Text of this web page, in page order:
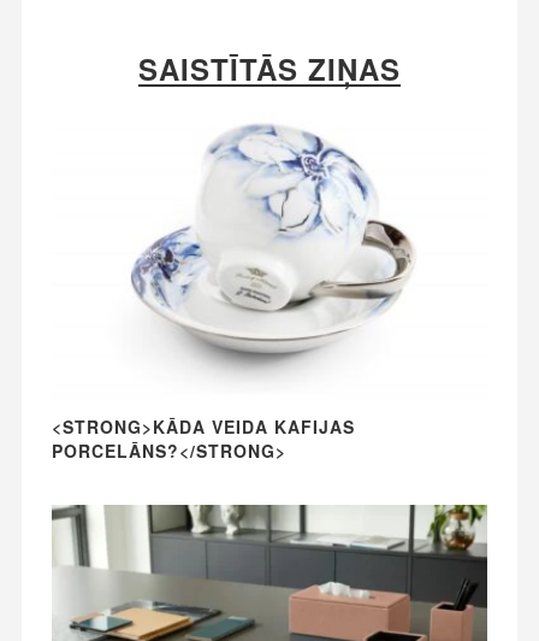
SAISTĪTĀS ZIŅAS
<STRONG>KĀDA VEIDA KAFIJAS
PORCELĀNS?</STRONG>